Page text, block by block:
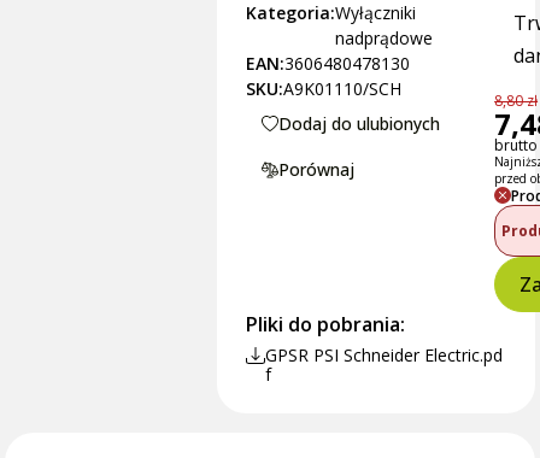
Kategoria:Wyłączniki
nadprądowe
EAN:3606480478130
SKU:A9K01110/SCH
Dodaj do ulubionych
Porównaj
8,80 zł
brutto
przed
Pliki do pobrania:
GPSR PSI Schneider Electric.pd
f